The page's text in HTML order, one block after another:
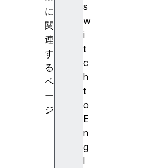
s
w
i
t
c
h
t
o
E
n
g
l
に
関
連
す
る
ペ
ー
ジ